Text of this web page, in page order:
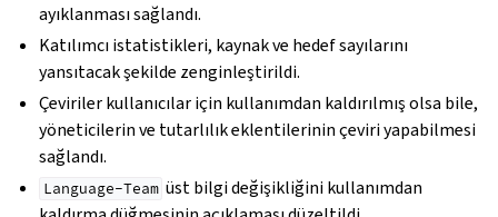
ayıklanması sağlandı.
Katılımcı istatistikleri, kaynak ve hedef sayılarını
yansıtacak şekilde zenginleştirildi.
Çeviriler kullanıcılar için kullanımdan kaldırılmış olsa bile,
yöneticilerin ve tutarlılık eklentilerinin çeviri yapabilmesi
sağlandı.
Language-Team üst bilgi değişikliğini kullanımdan